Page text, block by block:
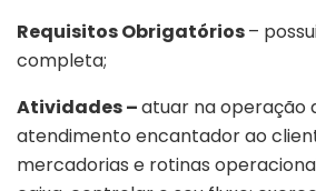
Requisitos Obrigatórios–
completa;
Atividades –atuar na operação
atendimento encantador ao
mercadorias e rotinas